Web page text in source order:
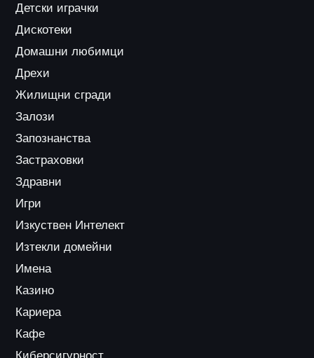
Детски играчки
Дискотеки
Домашни любимци
Дрехи
Жилищни сгради
Залози
Запознанства
Застраховки
Здравни
Игри
Изкуствен Интелект
Изтекли домейни
Имена
Казино
Кариера
Кафе